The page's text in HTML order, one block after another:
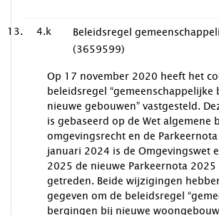
4.k
Beleidsregel
(3659599)
Op 17 november 2020 heeft het
beleidsregel
nieuwe gebouwen” vastgesteld.
is gebaseerd op de Wet algemene
omgevingsrecht en de
januari 2024 is de Omgevingswet
2025 de nieuwe Parkeernota
getreden. Beide wijzigingen
gegeven om de beleidsregel
bergingen bij nieuwe